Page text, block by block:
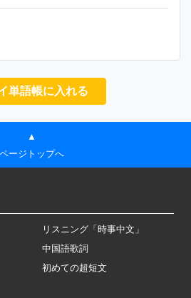
単語帳に入れる
▲
ページトップへ
リスニング「時事中文」
中国語歌詞
初めての超短文